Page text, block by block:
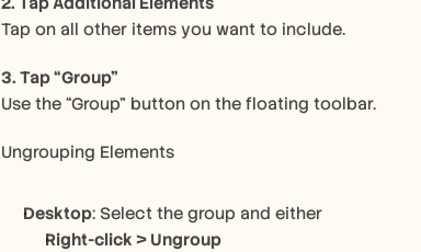
Tap on all other items you want to include.
3. Tap “Group”
Use the “Group” button on the floating toolbar.
Ungrouping Elements
Desktop: Select the group and either
Right-click > Ungroup